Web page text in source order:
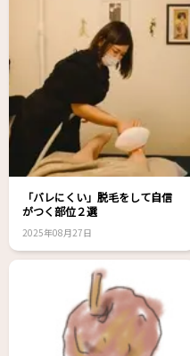
「バレにくい」脱毛をして自信
がつく部位２選
2025年08月27日